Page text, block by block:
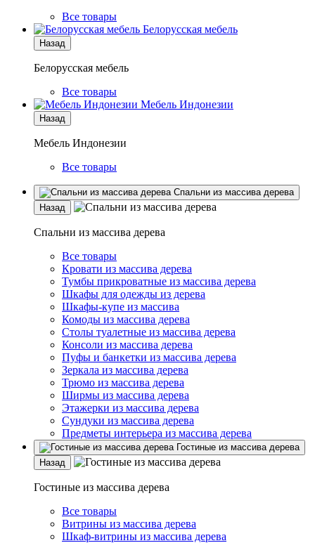
Все товары
Белорусская мебель
Назад
Белорусская мебель
Все товары
Мебель Индонезии
Назад
Мебель Индонезии
Все товары
Спальни из массива дерева
Назад
Спальни из массива дерева
Все товары
Кровати из массива дерева
Тумбы прикроватные из массива дерева
Шкафы для одежды из дерева
Шкафы-купе из массива
Комоды из массива дерева
Столы туалетные из массива дерева
Консоли из массива дерева
Пуфы и банкетки из массива дерева
Зеркала из массива дерева
Трюмо из массива дерева
Ширмы из массива дерева
Этажерки из массива дерева
Сундуки из массива дерева
Предметы интерьера из массива дерева
Гостиные из массива дерева
Назад
Гостиные из массива дерева
Все товары
Витрины из массива дерева
Шкаф-витрины из массива дерева